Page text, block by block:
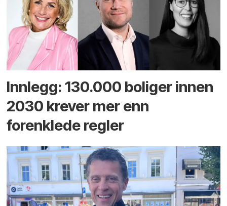
Innlegg: 130.000 boliger innen
2030 krever mer enn
forenklede regler